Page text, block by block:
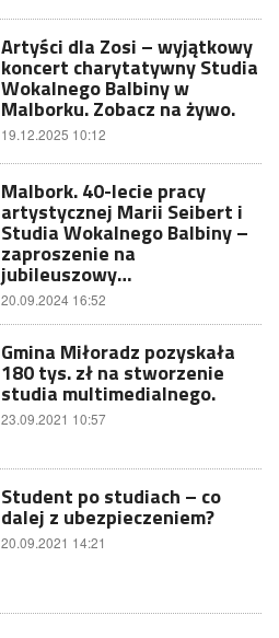
Artyści dla Zosi – wyjątkowy
koncert charytatywny Studia
Wokalnego Balbiny w
Malborku. Zobacz na żywo.
19.12.2025 10:12
Malbork. 40-lecie pracy
artystycznej Marii Seibert i
Studia Wokalnego Balbiny –
zaproszenie na
jubileuszowy…
20.09.2024 16:52
Gmina Miłoradz pozyskała
180 tys. zł na stworzenie
studia multimedialnego.
23.09.2021 10:57
Student po studiach – co
dalej z ubezpieczeniem?
20.09.2021 14:21